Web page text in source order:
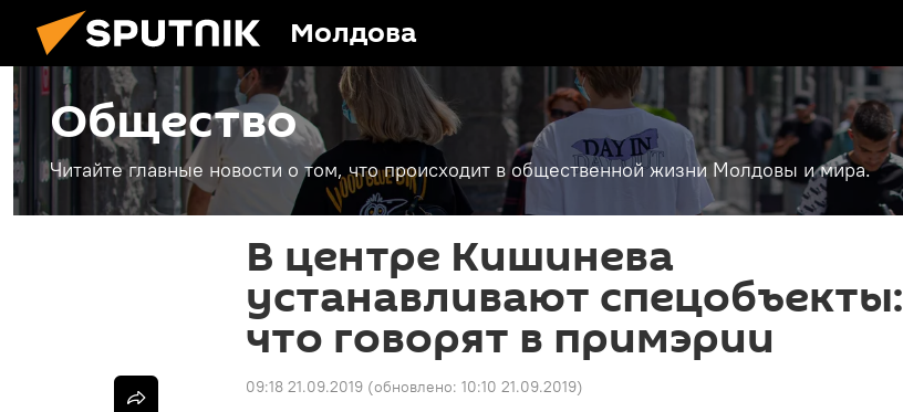
Молдова
Общество
Читайте главные новости о том, что происходит в общественной жизни Молдовы и мира.
В центре Кишинева
устанавливают спецобъекты:
что говорят в примэрии
09:18 21.09.2019 (обновлено: 10:10 21.09.2019)